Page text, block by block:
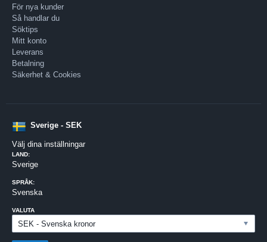
För nya kunder
Så handlar du
Söktips
Mitt konto
Leverans
Betalning
Säkerhet & Cookies
Sverige - SEK
Välj dina inställningar
LAND:
Sverige
SPRÅK:
Svenska
VALUTA